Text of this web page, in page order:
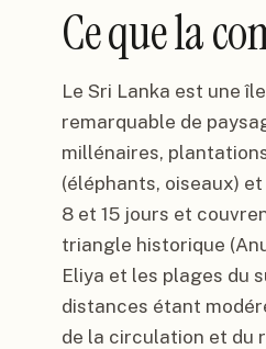
Ce que la
Le Sri Lanka est une
remarquable de
millénaires,
(éléphants, oiseaux)
8 et 15 jours et
triangle historique
Eliya et les plages du
distances étant
de la circulation et du